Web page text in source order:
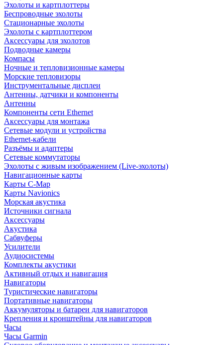
Эхолоты и картплоттеры
Беспроводные эхолоты
Стационарные эхолоты
Эхолоты с картплоттером
Аксессуары для эхолотов
Подводные камеры
Компасы
Ночные и тепловизионные камеры
Морские тепловизоры
Инструментальные дисплеи
Антенны, датчики и компоненты
Антенны
Компоненты сети Ethernet
Аксессуары для монтажа
Сетевые модули и устройства
Ethernet-кабели
Разъёмы и адаптеры
Сетевые коммутаторы
Эхолоты с живым изображением (Live-эхолоты)
Навигационные карты
Карты C-Map
Карты Navionics
Морская акустика
Источники сигнала
Аксессуары
Акустика
Сабвуферы
Усилители
Аудиосистемы
Комплекты акустики
Активный отдых и навигация
Навигаторы
Туристические навигаторы
Портативные навигаторы
Аккумуляторы и батареи для навигаторов
Крепления и кронштейны для навигаторов
Часы
Часы Garmin